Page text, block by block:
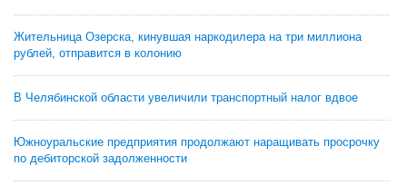
Жительница Озерска, кинувшая наркодилера на три миллиона
рублей, отправится в колонию
В Челябинской области увеличили транспортный налог вдвое
Южноуральские предприятия продолжают наращивать просрочку
по дебиторской задолженности